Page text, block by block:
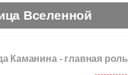
Вселенной
Каманина - главная роль